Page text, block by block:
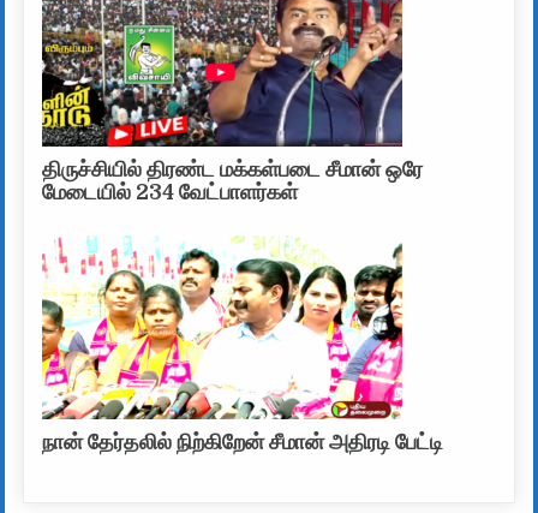
திருச்சியில் திரண்ட மக்கள்படை சீமான் ஒரே
மேடையில் 234 வேட்பாளர்கள்
நான் தேர்தலில் நிற்கிறேன் சீமான் அதிரடி பேட்டி